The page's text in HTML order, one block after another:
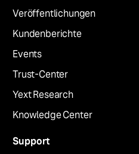
Veröffentlichungen
Kundenberichte
Events
Trust-Center
Yext Research
Knowledge Center
Support